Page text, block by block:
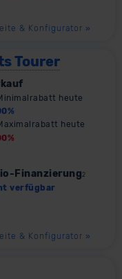
& Konfigurator »
Tourer
heute
%
heute
%
Finanzierung2
verfügbar
& Konfigurator »